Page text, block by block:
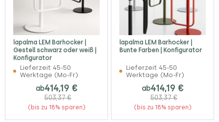
lapalma LEM Barhocker |
Gestell schwarz oder weiß |
Konfigurator
Lieferzeit 45-50
Werktage (Mo-Fr)
ab414,19 €
503,37 €
(bis zu 18% sparen)
lapalma LEM Barhocker |
Bunte Farben | Konfigurator
Lieferzeit 45-50
Werktage (Mo-Fr)
ab414,19 €
503,37 €
(bis zu 18% sparen)